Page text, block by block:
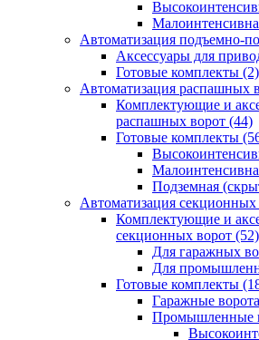
Автоматизация подъемно-
Аксессуары для
Готовые комплекты (2)
Автоматизация распашных
Комплектующие и
распашных ворот (44)
Готовые комплекты
Подземная
Автоматизация секционных
Комплектующие и
секционных ворот (52)
Для гаражных
Для
Готовые комплекты
Гаражные ворота
Промышленные